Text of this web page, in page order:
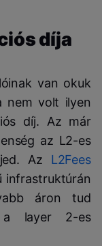
díja
van okuk
nem volt ilyen
díj. Az már
az L2-es
Az L2Fees
infrastruktúrán
áron tud
layer 2-es